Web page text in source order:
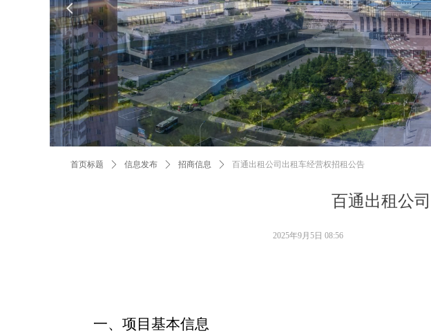
넳
百通出租公
首页标题 ꄲ 信息发布 ꄲ 招商信息 ꄲ 百通出租公司出租车经营权招租公告
一、项目基本信息
2025年9月5日 08:56